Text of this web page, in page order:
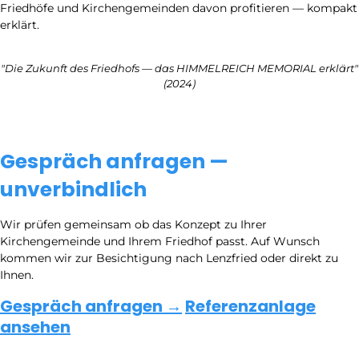
Friedhöfe und Kirchengemeinden davon profitieren — kompakt
erklärt.
"Die Zukunft des Friedhofs — das HIMMELREICH MEMORIAL erklärt"
(2024)
Gespräch anfragen —
unverbindlich
Wir prüfen gemeinsam ob das Konzept zu Ihrer
Kirchengemeinde und Ihrem Friedhof passt. Auf Wunsch
kommen wir zur Besichtigung nach Lenzfried oder direkt zu
Ihnen.
Gespräch anfragen → Referenzanlage
ansehen